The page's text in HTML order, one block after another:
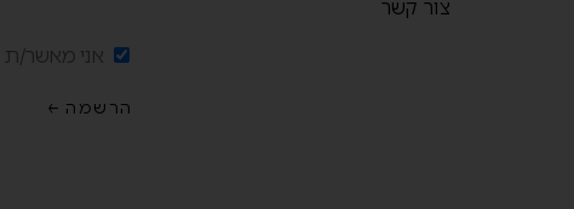
צור קשר
אני מאשר/ת
הרשמה ←